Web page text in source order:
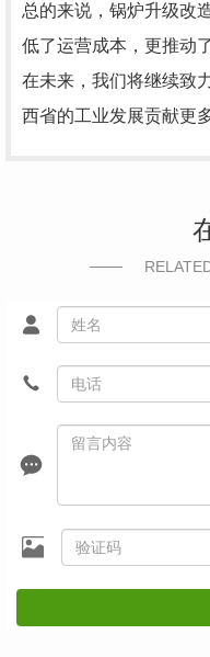
总的来说，锅炉升级改
低了运营成本，更推动
在未来，我们将继续致
西省的工业发展贡献更